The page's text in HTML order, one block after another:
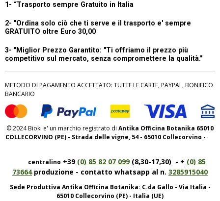
1- “Trasporto sempre Gratuito in Italia
2- "Ordina solo ciò che ti serve e il trasporto e' sempre
GRATUITO oltre Euro 30,00
3- "Miglior Prezzo Garantito: "Ti offriamo il prezzo più
competitivo sul mercato, senza compromettere la qualità."
METODO DI PAGAMENTO ACCETTATO: TUTTE LE CARTE, PAYPAL, BONIFICO
BANCARIO
© 2024 Bioki e' un marchio registrato di Antika Officina Botanika 65010
COLLECORVINO (PE) - Strada delle vigne, 54 - 65010 Collecorvino -
centralino +39 (0) 85 82 07 099(8,30-17,30) - + (0) 85
73664produzione - contatto whatsapp al n. 3285915040
Sede Produttiva Antika Officina Botanika: C.da Gallo - Via Italia -
65010 Collecorvino (PE) - Italia (UE)